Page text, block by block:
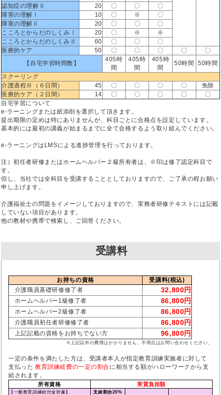
認知症の理解Ⅱ
20 〇 〇
〇
障害の理解Ⅰ
10 〇 ※
〇
障害の理解Ⅱ
20 〇 〇
〇
こころとからだのしくみⅠ
20 〇 ※
※
こころとからだのしくみⅡ
60 〇 〇
〇
医療的ケア
50 〇 〇 〇 〇
〇
【自宅学習時間数】
405時
間
405時
間
405時
間
50時間
50時間
スクーリング
介護過程Ⅲ（６日間）
45 〇 〇 〇 〇
免除
医療的ケア（２日間）
14 〇 〇 〇 〇
〇
自宅学習について
e-ラーニングまたは紙添削を選択して頂きます。
提出期限の定めは特にありませんが、科目ごとに合格点を設定しています。
基本的には最初の講義が始まるまでに全て合格するよう取り組んでください。
e-ラーニングはLMSによる進捗管理を行っております。
注）初任者研修またはホームヘルパー２級所有者は、※印は修了認定科目で
す。
但し、当社では全科目を受講することとしておりますので、ご了承の程お願い
申し上げます。
介護福祉士の問題をイメージしておりますので、実務者研修テキストには記載
していない項目があります。
他の教材や携帯で検索し、ご回答ください。
受講料
お持ちの資格
受講料(税込)
介護職員基礎研修修了者
32,800円
ホームヘルパー1級修了者 86,800円
ホームヘルパー2級修了者 86,800円
介護職員初任者研修修了者 86,800円
上記記載の資格をお持ちでない方 96,800円
※上記以外の費用はかかりません。不明点はお問い合わせください。
一定の条件を満たした方は、受講者本人が指定教育訓練実施者に対して
支払った 教育訓練経費の一定の割合に相当する額がハローワークから支
給されます。
所有資格 実質負担額
【一般教育訓練給付金対象】 支給割合20%